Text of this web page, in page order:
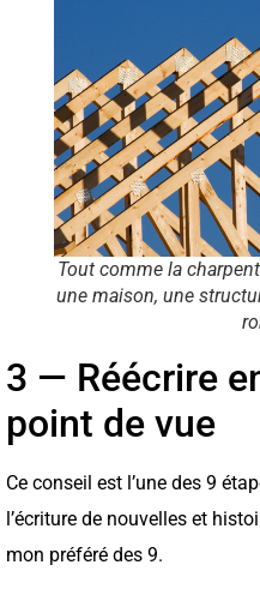
Tout comme la
une maison, une
3 — Réécrire
point de vue
Ce conseil est l’une des 9
l’écriture de nouvelles et
mon préféré des 9.